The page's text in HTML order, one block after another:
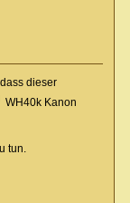
dieser
WH40k Kanon
tun.